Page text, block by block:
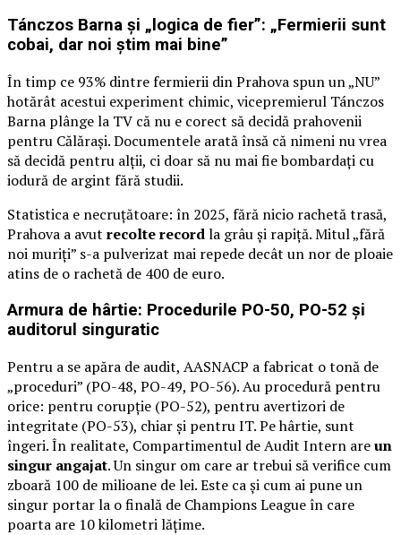
Tánczos Barna și „logica de fier”: „Fermierii sunt
cobai, dar noi știm mai bine”
În timp ce 93% dintre fermierii din Prahova spun un „NU”
hotărât acestui experiment chimic, vicepremierul Tánczos
Barna plânge la TV că nu e corect să decidă prahovenii
pentru Călărași. Documentele arată însă că nimeni nu vrea
să decidă pentru alții, ci doar să nu mai fie bombardați cu
iodură de argint fără studii.
Statistica e necruțătoare: în 2025, fără nicio rachetă trasă,
Prahova a avut recolte recordla grâu și rapiță. Mitul „fără
noi muriți” s-a pulverizat mai repede decât un nor de ploaie
atins de o rachetă de 400 de euro.
Armura de hârtie: Procedurile PO-50, PO-52 și
auditorul singuratic
Pentru a se apăra de audit, AASNACP a fabricat o tonă de
„proceduri” (PO-48, PO-49, PO-56). Au procedură pentru
orice: pentru corupție (PO-52), pentru avertizori de
integritate (PO-53), chiar și pentru IT. Pe hârtie, sunt
îngeri. În realitate, Compartimentul de Audit Intern areun
singur angajat. Un singur om care ar trebui să verifice cum
zboară 100 de milioane de lei. Este ca și cum ai pune un
singur portar la o finală de Champions League în care
poarta are 10 kilometri lățime.